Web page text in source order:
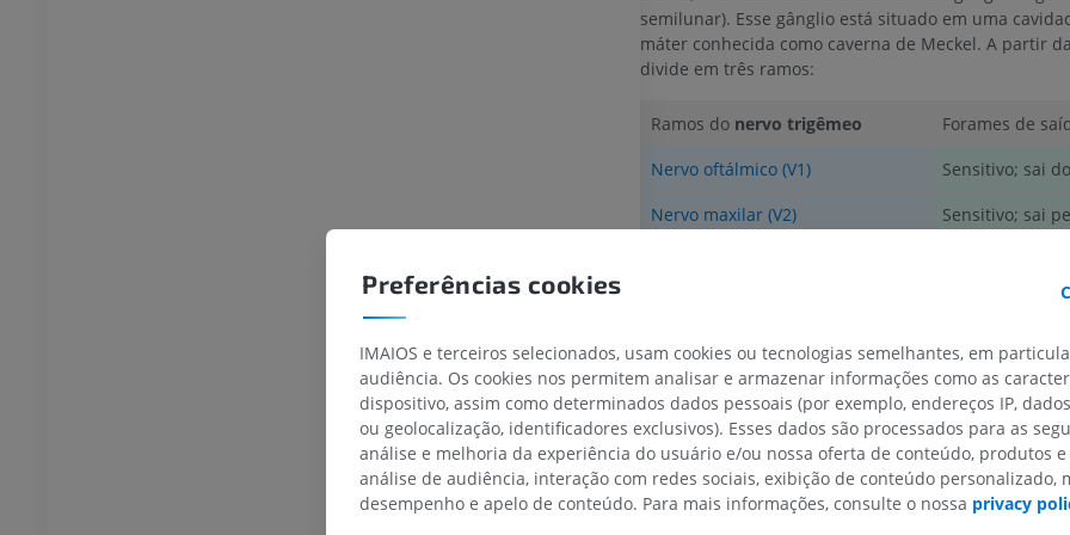
semilunar). Esse gânglio está situado em uma
máter conhecida como caverna de Meckel. A partir
divide em três ramos:
Ramos do nervo trigêmeo
Forames de
Nervo oftálmico (V1)
Sensitivo; sai
Nervo maxilar (V2)
Sensitivo; sai
Ramos do nervo trigêmeo
Inervação
Nervo oftálmico (V1)
Fornece
olho, incluindo
Nervo maxilar (V2)
Fornece
IRM do cotovelo
IRM
PREMIUM
IRM da mão
PREMIUM
Radiografias
Membro superior
Ilustrações
PREMIUM
Arteriografia do membro
superior
Ressonância
PREMIUM
IRM do joelho
PREMIUM
Artrografia do
IRM do
retropé
IRM
PREMIUM
Preferências cookies
IMAIOS e terceiros selecionados, usam cookies ou tecnologias semelhantes, em
audiência. Os cookies nos permitem analisar e armazenar informações como as
dispositivo, assim como determinados dados pessoais (por exemplo, endereços IP,
ou geolocalização, identificadores exclusivos). Esses dados são processados para as
análise e melhoria da experiência do usuário e/ou nossa oferta de conteúdo, produtos e
análise de audiência, interação com redes sociais, exibição de conteúdo personalizado,
desempenho e apelo de conteúdo. Para mais informações, consulte o nossa privacy